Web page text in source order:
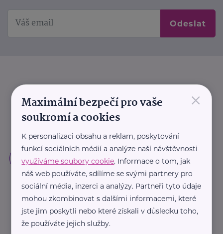
Odeslat
×
Maximální bezpečí pro vaše
soukromí a cookies
K personalizaci obsahu a reklam, poskytování
funkcí sociálních médií a analýze naší návštěvnosti
využíváme soubory cookie. Informace o tom, jak
náš web používáte, sdílíme se svými partnery pro
sociální média, inzerci a analýzy. Partneři tyto údaje
mohou zkombinovat s dalšími informacemi, které
jste jim poskytli nebo které získali v důsledku toho,
že používáte jejich služby.